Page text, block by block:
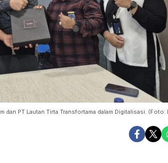
dan PT Lautan Tirta Transfortama dalam Digitalisasi. (Foto: